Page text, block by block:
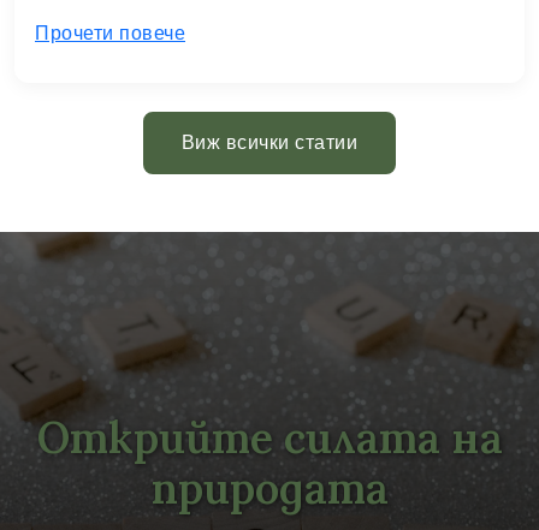
Прочети повече
Виж всички статии
Открийте силата на
природата